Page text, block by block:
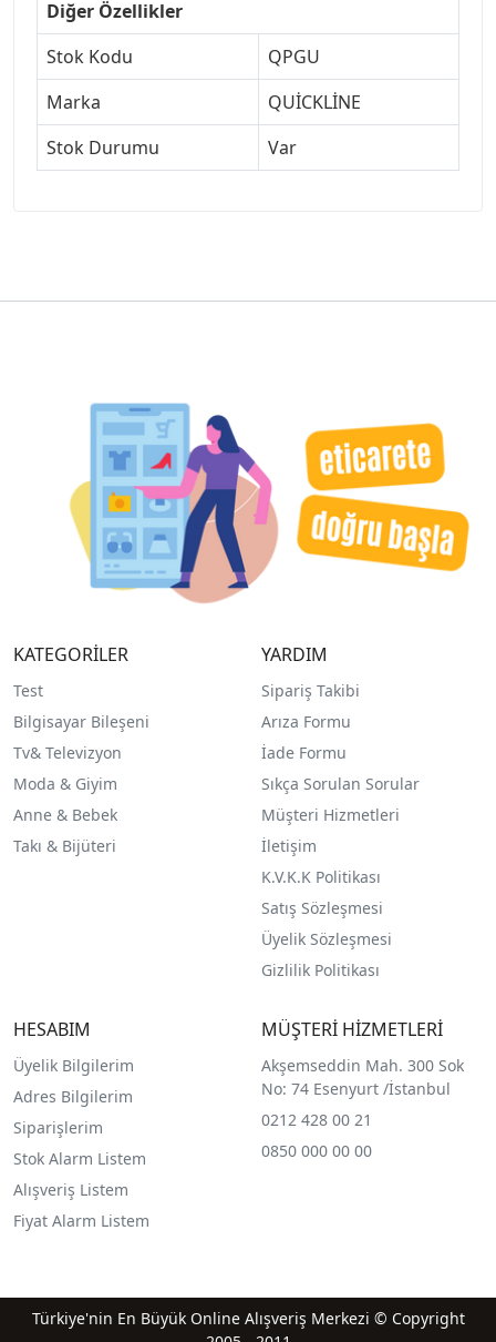
Diğer Özellikler
Stok Kodu
QPGU
Marka
QUİCKLİNE
Stok Durumu
Var
KATEGORİLER
Test
Bilgisayar Bileşeni
Tv& Televizyon
Moda & Giyim
Anne & Bebek
Takı & Bijüteri
YARDIM
Sipariş Takibi
Arıza Formu
İade Formu
Sıkça Sorulan Sorular
Müşteri Hizmetleri
İletişim
K.V.K.K Politikası
Satış Sözleşmesi
Üyelik Sözleşmesi
Gizlilik Politikası
HESABIM
Üyelik Bilgilerim
Adres Bilgilerim
Siparişlerim
Stok Alarm Listem
Alışveriş Listem
Fiyat Alarm Listem
MÜŞTERİ HİZMETLERİ
Akşemseddin Mah. 300 Sok
No: 74 Esenyurt /İstanbul
0212 428 00 21
0850 000 00 00
Türkiye'nin En Büyük Online Alışveriş Merkezi © Copyright